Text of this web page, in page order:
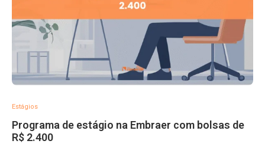
Estágios
Programa de estágio na Embraer com bolsas de
R$ 2.400